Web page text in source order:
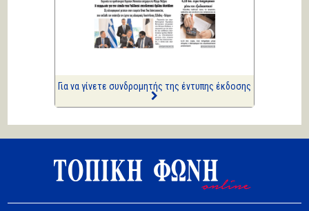
ΑΡΙΩΝ
Ιστορίες Καθημερινής
Τρέλας
συλλήψεις...
Για να γίνετε συνδρομητής της έντυπης έκδοσης